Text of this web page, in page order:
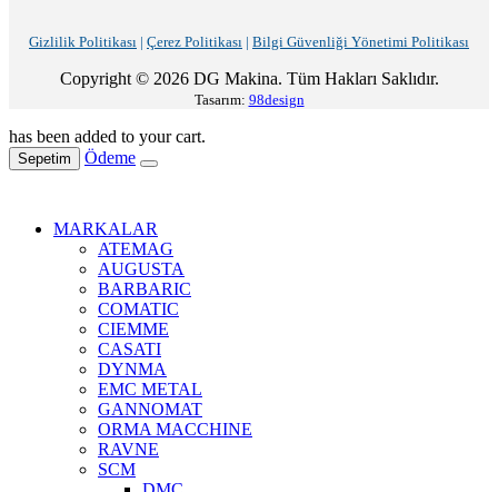
Gizlilik Politikası | Çerez Politikası | Bilgi Güvenliği Yönetimi Politikası
Copyright © 2026 DG Makina. Tüm Hakları Saklıdır.
Tasarım: 98design
has been added to your cart.
Sepetim Ödeme
MARKALAR
ATEMAG
AUGUSTA
BARBARIC
COMATIC
CIEMME
CASATI
DYNMA
EMC METAL
GANNOMAT
ORMA MACCHINE
RAVNE
SCM